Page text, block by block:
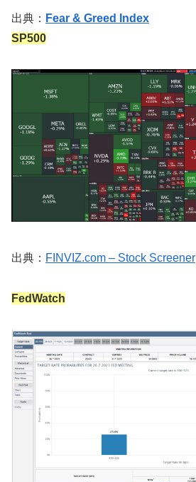
出典： Fear & Greed Index
SP500
出典： FINVIZ.com – Stock Screener
FedWatch